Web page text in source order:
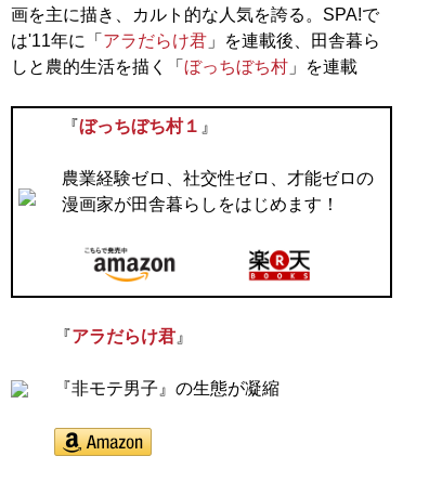
画を主に描き、カルト的な人気を誇る。SPA!で
は'11年に「 アラだらけ君 」を連載後、田舎暮ら
しと農的生活を描く「 ぼっちぼち村 」を連載
『ぼっちぼち村１ 』
農業経験ゼロ、社交性ゼロ、才能ゼロの
漫画家が田舎暮らしをはじめます！
『アラだらけ君 』
『非モテ男子』の生態が凝縮